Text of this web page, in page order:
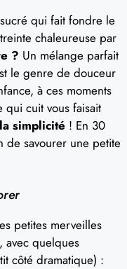
qui fait fondre le
chaleureuse par
? Un mélange parfait
le genre de douceur
à ces moments
cuit vous faisait
simplicité ! En 30
de savourer une petite
petites merveilles
avec quelques
côté dramatique) :